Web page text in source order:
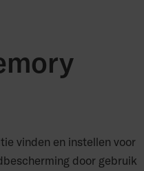
vinden en instellen voor
door gebruik